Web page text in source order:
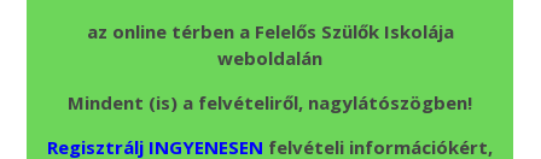
az online térben a Felelős Szülők Iskolája
weboldalán
Mindent (is) a felvételiről, nagylátószögben!
Regisztrálj INGYENESEN felvételi információkért,